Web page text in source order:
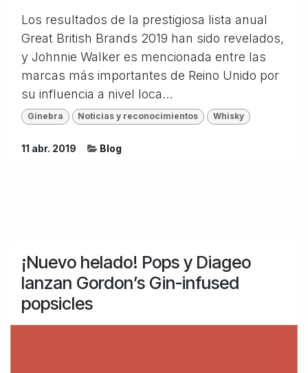
Los resultados de la prestigiosa lista anual
Great British Brands 2019 han sido revelados,
y Johnnie Walker es mencionada entre las
marcas más importantes de Reino Unido por
su influencia a nivel loca...
Ginebra Noticias y reconocimientos Whisky
11 abr. 2019 Blog
¡Nuevo helado! Pops y Diageo
lanzan Gordon’s Gin-infused
popsicles